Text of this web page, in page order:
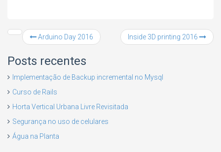
Arduino Day 2016 Inside 3D printing 2016
Posts recentes
Implementação de Backup incremental no Mysql
Curso de Rails
Horta Vertical Urbana Livre Revisitada
Segurança no uso de celulares
Água na Planta